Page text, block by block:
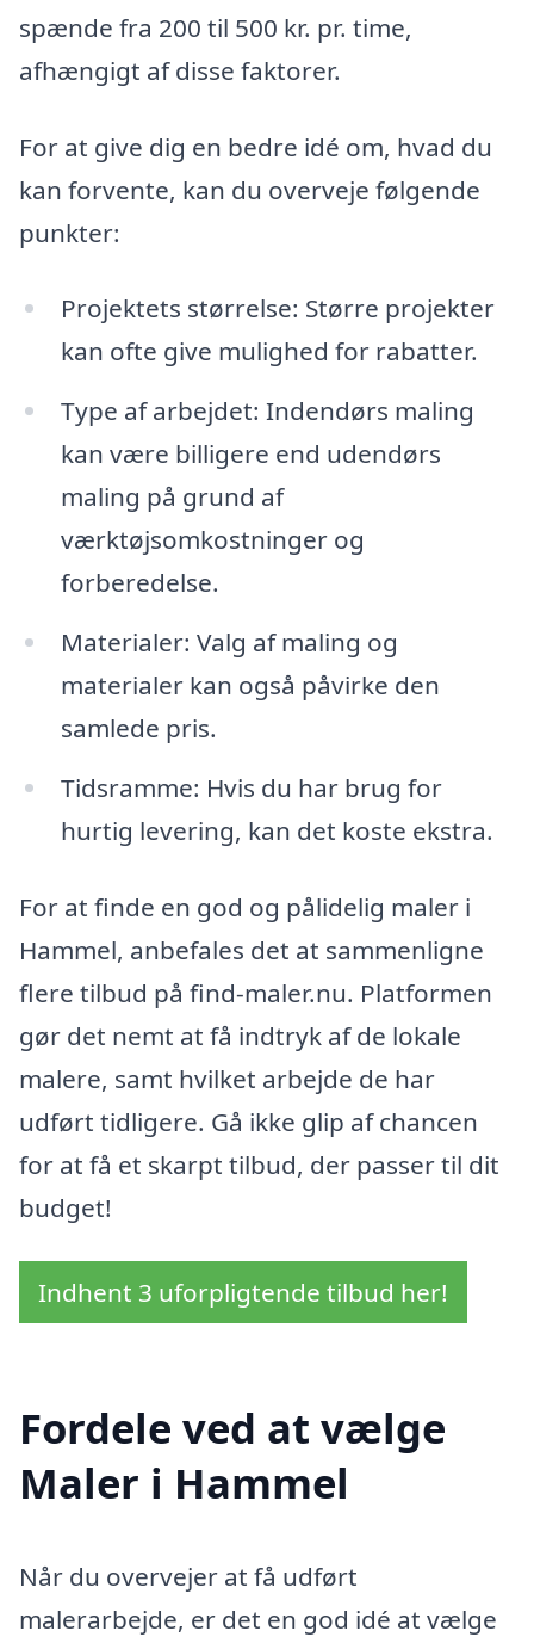
spænde fra 200 til 500 kr. pr. time,
afhængigt af disse faktorer.
For at give dig en bedre idé om, hvad du
kan forvente, kan du overveje følgende
punkter:
Projektets størrelse: Større projekter
kan ofte give mulighed for rabatter.
Type af arbejdet: Indendørs maling
kan være billigere end udendørs
maling på grund af
værktøjsomkostninger og
forberedelse.
Materialer: Valg af maling og
materialer kan også påvirke den
samlede pris.
Tidsramme: Hvis du har brug for
hurtig levering, kan det koste ekstra.
For at finde en god og pålidelig maler i
Hammel, anbefales det at sammenligne
flere tilbud på find-maler.nu. Platformen
gør det nemt at få indtryk af de lokale
malere, samt hvilket arbejde de har
udført tidligere. Gå ikke glip af chancen
for at få et skarpt tilbud, der passer til dit
budget!
Indhent 3 uforpligtende tilbud her!
Fordele ved at vælge
Maler i Hammel
Når du overvejer at få udført
malerarbejde, er det en god idé at vælge